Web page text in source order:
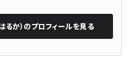
るか） のプロフィールを見る